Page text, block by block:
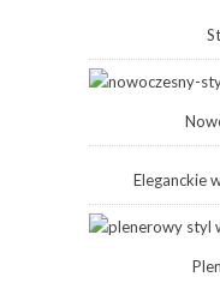
Eleganckie